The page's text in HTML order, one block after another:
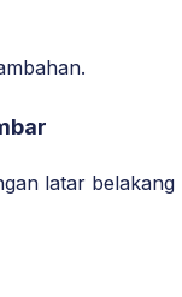
latar belakang